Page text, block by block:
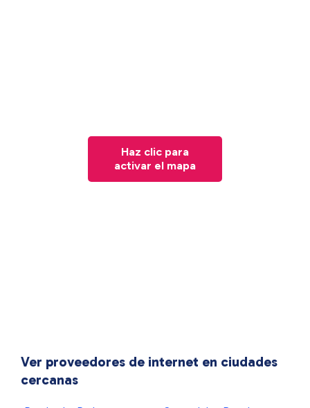
Haz clic para
activar el mapa
Ver proveedores de internet en ciudades
cercanas